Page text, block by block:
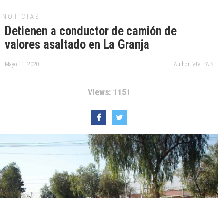
NOTICIAS
Detienen a conductor de camión de
valores asaltado en La Granja
Mayo 11, 2020 Author: VIVEPAIS
Views: 1151